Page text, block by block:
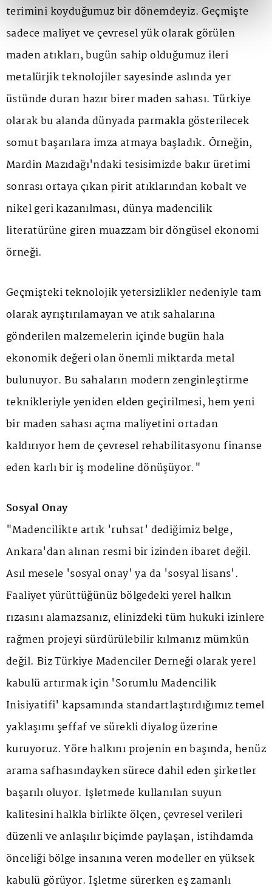
terimini koyduğumuz bir dönemdeyiz. Geçmişte
sadece maliyet ve çevresel yük olarak görülen
maden atıkları, bugün sahip olduğumuz ileri
metalürjik teknolojiler sayesinde aslında yer
üstünde duran hazır birer maden sahası. Türkiye
olarak bu alanda dünyada parmakla gösterilecek
somut başarılara imza atmaya başladık. Örneğin,
Mardin Mazıdağı'ndaki tesisimizde bakır üretimi
sonrası ortaya çıkan pirit atıklarından kobalt ve
nikel geri kazanılması, dünya madencilik
literatürüne giren muazzam bir döngüsel ekonomi
örneği.
Geçmişteki teknolojik yetersizlikler nedeniyle tam
olarak ayrıştırılamayan ve atık sahalarına
gönderilen malzemelerin içinde bugün hala
ekonomik değeri olan önemli miktarda metal
bulunuyor. Bu sahaların modern zenginleştirme
teknikleriyle yeniden elden geçirilmesi, hem yeni
bir maden sahası açma maliyetini ortadan
kaldırıyor hem de çevresel rehabilitasyonu finanse
eden karlı bir iş modeline dönüşüyor."
Sosyal Onay
"Madencilikte artık 'ruhsat' dediğimiz belge,
Ankara'dan alınan resmi bir izinden ibaret değil.
Asıl mesele 'sosyal onay' ya da 'sosyal lisans'.
Faaliyet yürüttüğünüz bölgedeki yerel halkın
rızasını alamazsanız, elinizdeki tüm hukuki izinlere
rağmen projeyi sürdürülebilir kılmanız mümkün
değil. Biz Türkiye Madenciler Derneği olarak yerel
kabulü artırmak için 'Sorumlu Madencilik
İnisiyatifi' kapsamında standartlaştırdığımız temel
yaklaşımı şeffaf ve sürekli diyalog üzerine
kuruyoruz. Yöre halkını projenin en başında, henüz
arama safhasındayken sürece dahil eden şirketler
başarılı oluyor. İşletmede kullanılan suyun
kalitesini halkla birlikte ölçen, çevresel verileri
düzenli ve anlaşılır biçimde paylaşan, istihdamda
önceliği bölge insanına veren modeller en yüksek
kabulü görüyor. İşletme sürerken eş zamanlı